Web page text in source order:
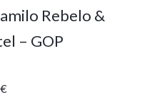
Rebelo &
– GOP
€